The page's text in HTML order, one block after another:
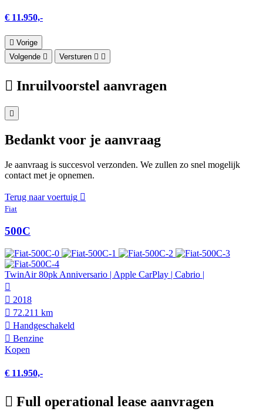
€ 11.950,-
Vorige
Volgende
Versturen
Inruilvoorstel aanvragen
Bedankt voor je aanvraag
Je aanvraag is succesvol verzonden. We zullen zo snel mogelijk
contact met je opnemen.
Terug naar voertuig
Fiat
500C
TwinAir 80pk Anniversario | Apple CarPlay | Cabrio |
2018
72.211 km
Hand­geschakeld
Benzine
Kopen
€ 11.950,-
Full operational lease aanvragen